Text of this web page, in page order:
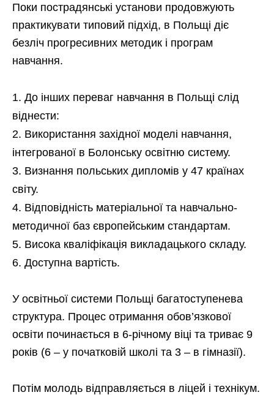
Поки пострадянські установи продовжують
практикувати типовий підхід, в Польщі діє
безліч прогресивних методик і програм
навчання.
До інших переваг навчання в Польщі слід
віднести:
Використання західної моделі навчання,
інтегрованої в Болонську освітню систему.
Визнання польських дипломів у 47 країнах
світу.
Відповідність матеріальної та навчально-
методичної баз європейським стандартам.
Висока кваліфікація викладацького складу.
Доступна вартість.
У освітньої системи Польщі багатоступенева
структура. Процес отримання обов’язкової
освіти починається в 6-річному віці та триває 9
років (6 – у початковій школі та 3 – в гімназії).
Потім молодь відправляється в ліцей і технікум.